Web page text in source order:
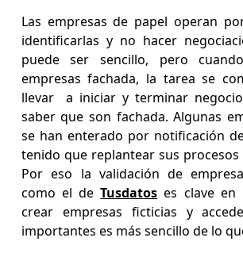
Las empresas de papel operan
identificarlas y no hacer
puede ser sencillo, pero
empresas fachada, la tarea se
llevar a iniciar y terminar
saber que son fachada. Algunas
se han enterado por notificación
tenido que replantear sus procesos
Por eso la validación de
como el de Tusdatos es clave en
crear empresas ficticias y
importantes es más sencillo de lo